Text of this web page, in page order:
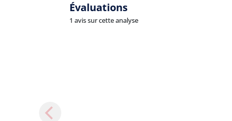
Évaluations
1 avis sur cette analyse